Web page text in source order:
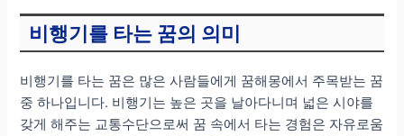
비행기를 타는 꿈의 의미
비행기를 타는 꿈은 많은 사람들에게 꿈해몽에서 주목받는 꿈
중 하나입니다. 비행기는 높은 곳을 날아다니며 넓은 시야를
갖게 해주는 교통수단으로써 꿈 속에서 타는 경험은 자유로움